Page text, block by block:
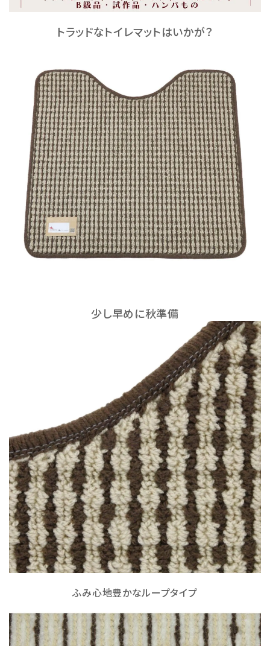
トラッドなトイレマットはいかが？
少し早めに秋準備
ふみ心地豊かなループタイプ